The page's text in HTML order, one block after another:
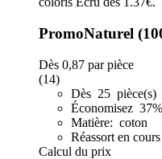
PromoNaturel
Dès 0,87 par pièce
(14)
Dès 25 pièce(s)
Économisez 37%
Matière: coton
Réassort en cours
Calcul du prix